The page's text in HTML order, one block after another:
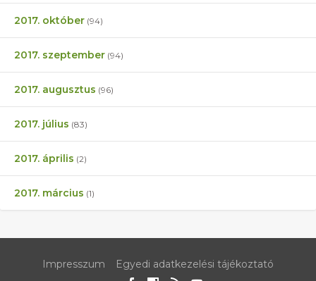
2017. október (94)
2017. szeptember (94)
2017. augusztus (96)
2017. július (83)
2017. április (2)
2017. március (1)
Impresszum Egyedi adatkezelési tájékoztató